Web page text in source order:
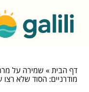
דף הבית» שמירה על
מודרניים: הסוד שלא רצו